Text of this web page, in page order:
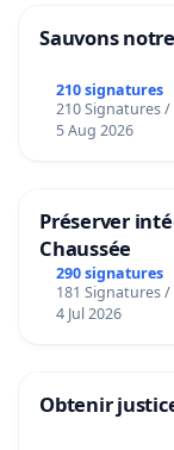
Sauvons
210 signatures
210 Signatures
5 Aug 2026
Préserver
Chaussée
290 signatures
181 Signatures
4 Jul 2026
Obtenir